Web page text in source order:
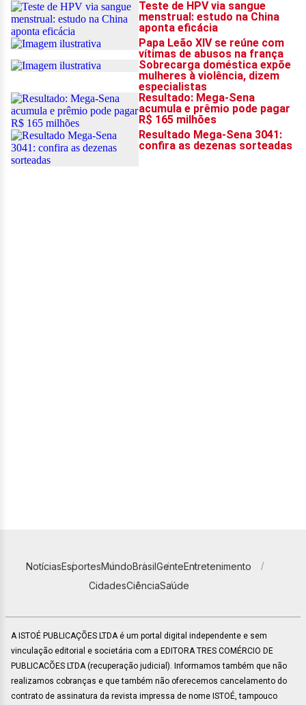
NotíciasEsportesMundoBrasilGenteEntretenimento
CidadesCiênciaSaúde
A ISTOÉ PUBLICAÇÕES LTDA é um portal digital independente e sem
vinculação editorial e societária com a EDITORA TRES COMÉRCIO DE
PUBLICACÕES LTDA (recuperação judicial). Informamos também que não
realizamos cobranças e que também não oferecemos cancelamento do
contrato de assinatura da revista impressa de nome ISTOÉ, tampouco